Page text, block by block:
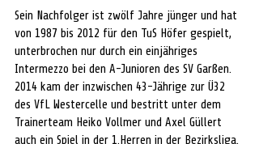
Sein Nachfolger ist zwölf Jahre jünger und hat
von 1987 bis 2012 für den TuS Höfer gespielt,
unterbrochen nur durch ein einjähriges
Intermezzo bei den A-Junioren des SV Garßen.
2014 kam der inzwischen 43-Jährige zur Ü32
des VfL Westercelle und bestritt unter dem
Trainerteam Heiko Vollmer und Axel Güllert
auch ein Spiel in der 1.Herren in der Bezirksliga.